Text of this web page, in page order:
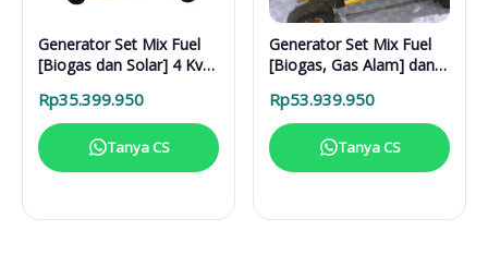
Generator Set Mix Fuel
[Biogas dan Solar] 4 Kva
Rp35.399.950
Tanya CS
Generator Set Mix Fuel
[Biogas, Gas Alam] dan
Rp53.939.950
Tanya CS